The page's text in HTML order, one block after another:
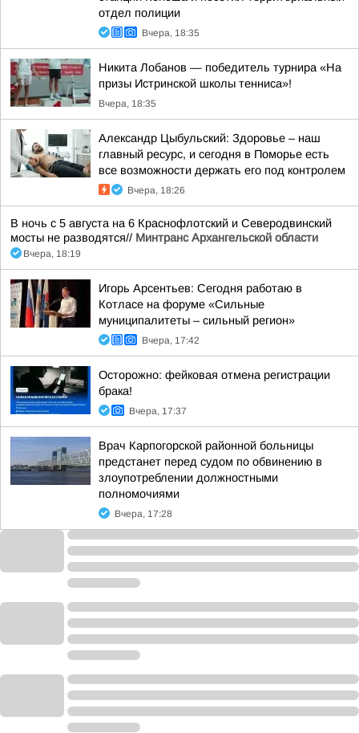
отдел полиции
Вчера, 18:35
Никита Лобанов — победитель турнира «На
призы Истринской школы тенниса»!
Вчера, 18:35
Александр Цыбульский: Здоровье – наш
главный ресурс, и сегодня в Поморье есть
все возможности держать его под контролем
Вчера, 18:26
В ночь с 5 августа на 6 Краснофлотский и Северодвинский
мосты не разводятся// Минтранс Архангельской области
Вчера, 18:19
Игорь Арсентьев: Сегодня работаю в
Котласе на форуме «Сильные
муниципалитеты – сильный регион»
Вчера, 17:42
Осторожно: фейковая отмена регистрации
брака!
Вчера, 17:37
Врач Карпогорской районной больницы
предстанет перед судом по обвинению в
злоупотреблении должностными
полномочиями
Вчера, 17:28